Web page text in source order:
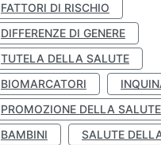
FATTORI DI RISCHIO
DIFFERENZE DI GENERE
TUTELA DELLA SALUTE
BIOMARCATORI
PROMOZIONE DELLA SALUTE
BAMBINI
SALUTE